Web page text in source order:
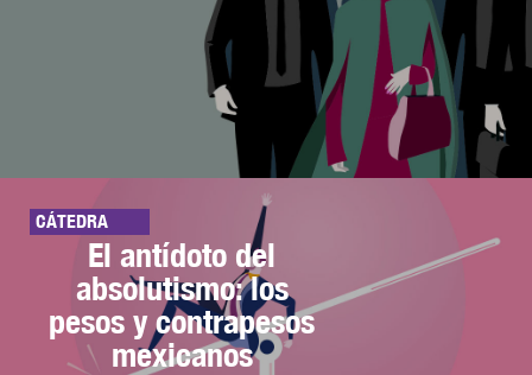
CÁTEDRA
El antídoto del
absolutismo: los
pesos y contrapesos
mexicanos